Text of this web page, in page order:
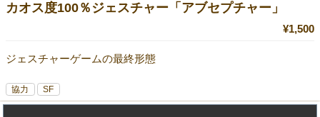
カオス度100％ジェスチャー「アブセプチャー」
¥1,500
ジェスチャーゲームの最終形態
協力 SF